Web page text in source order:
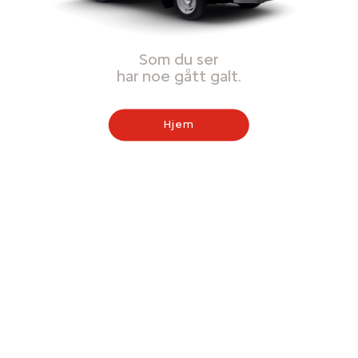
Som du ser
har noe gått galt.
Hjem